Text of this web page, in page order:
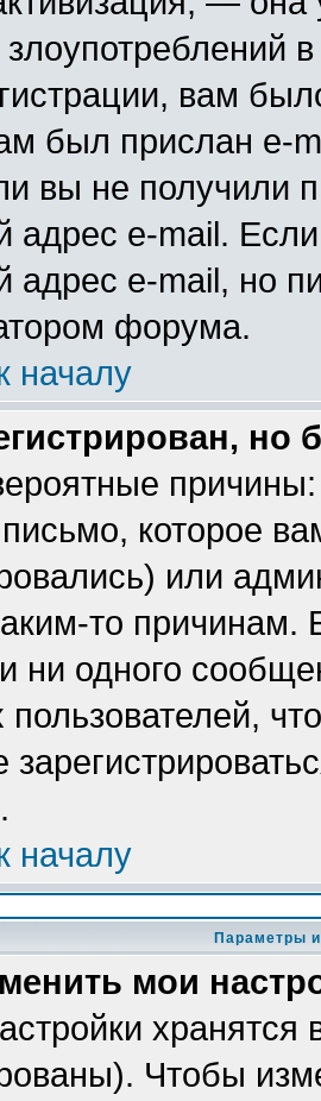
вам
был прислан e-
вы не получили
адрес e-mail.
адрес e-mail, но
форума.
началу
но
которое
или
то
ни одного
пользователей,
началу
Параметры
мои
Чтобы